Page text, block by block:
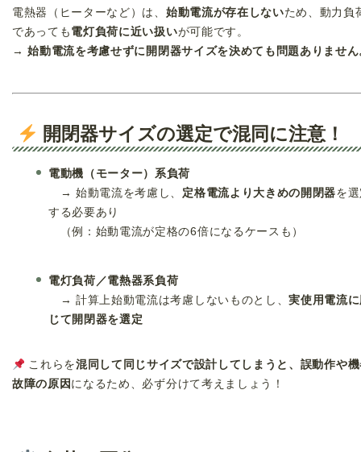
電熱器（ヒーターなど）は、 始動電流が存在しないため、動力負
であっても 電灯負荷に近い扱いが可能です。
→始動電流を考慮せずに開閉器サイズを決めても問題ありません
開閉器サイズの選定で混同に注意！
電動機（モーター）系負荷
→ 始動電流を考慮し、 定格電流より大きめの開閉器を
する必要あり
（例：始動電流が定格の6倍になるケースも）
電灯負荷／電熱器系負荷
→ 計算上始動電流は考慮しないものとし、実使用電流
じて開閉器を選定
これらを混同して同じサイズで設計してしまうと、誤動作や
故障の原因 になるため、必ず分けて考えましょう！